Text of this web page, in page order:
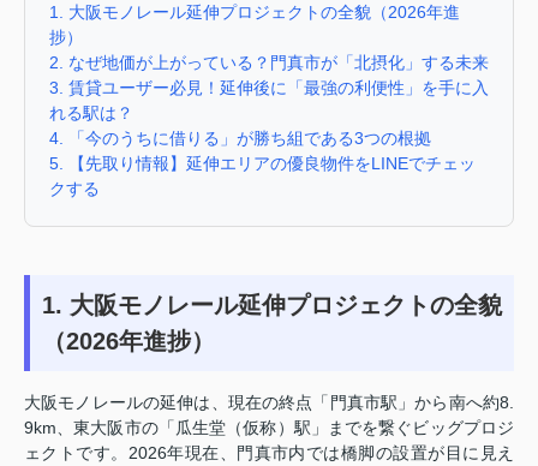
1. 大阪モノレール延伸プロジェクトの全貌（2026年進
捗）
2. なぜ地価が上がっている？門真市が「北摂化」する未来
3. 賃貸ユーザー必見！延伸後に「最強の利便性」を手に入
れる駅は？
4. 「今のうちに借りる」が勝ち組である3つの根拠
5. 【先取り情報】延伸エリアの優良物件をLINEでチェッ
クする
1. 大阪モノレール延伸プロジェクトの全貌
（2026年進捗）
大阪モノレールの延伸は、現在の終点「門真市駅」から南へ約8.
9km、東大阪市の「瓜生堂（仮称）駅」までを繋ぐビッグプロジ
ェクトです。2026年現在、門真市内では橋脚の設置が目に見え